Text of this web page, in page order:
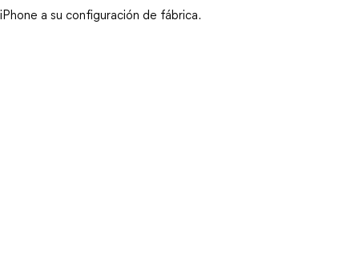
iPhone a su configuración de fábrica.